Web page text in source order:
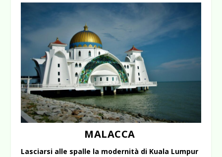
MALACCA
Lasciarsi alle spalle la modernità di Kuala Lumpur